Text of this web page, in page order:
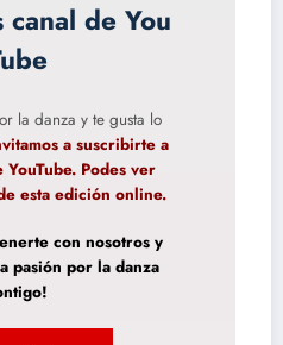
canal de You
la danza y te gusta lo
a suscribirte a
Podes ver
esta edición online.
con nosotros y
pasión por la danza